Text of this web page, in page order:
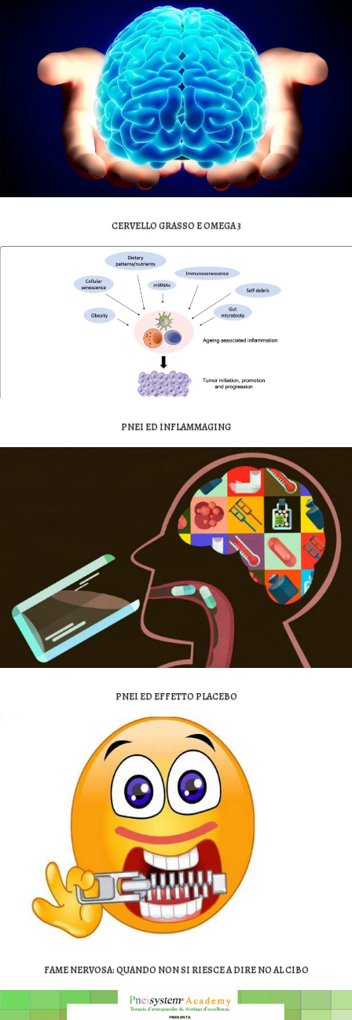
CERVELLO GRASSO E OMEGA 3
PNEI ED INFLAMMAGING
PNEI ED EFFETTO PLACEBO
FAME NERVOSA: QUANDO NON SI RIESCE A DIRE NO AL CIBO